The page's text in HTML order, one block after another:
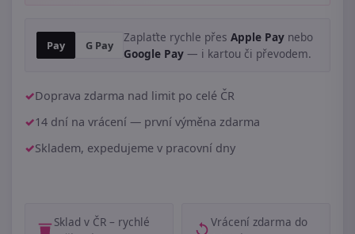
Pay G Pay
Zaplaťte rychle přes Apple Pay nebo
Google Pay — i kartou či převodem.
Doprava zdarma nad limit po celé ČR
14 dní na vrácení — první výměna zdarma
Skladem, expedujeme v pracovní dny
Sklad v ČR – rychlé
Vrácení zdarma do